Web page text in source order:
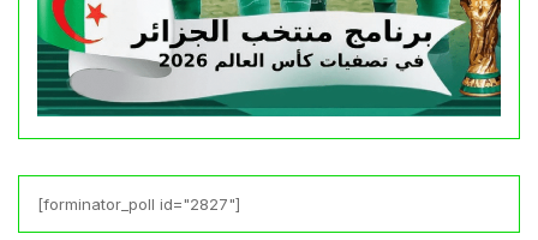
[forminator_poll id="2827"]